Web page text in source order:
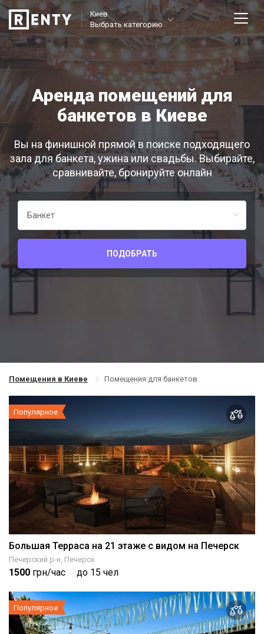
Киев
Выбрать категорию
Аренда помещений для
банкетов в Киеве
Вы на финишной прямой в поиске подходящего
зала для банкета, ужина или свадьбы. Выбирайте,
сравнивайте, бронируйте онлайн
ПОДОБРАТЬ
Помещения в Киеве Помещения для банкетов
Популярное
Большая Терраса на 21 этаже с видом на Печерск
Печерский р-н, Печерск
1500 грн/час до 15 чел
Популярное